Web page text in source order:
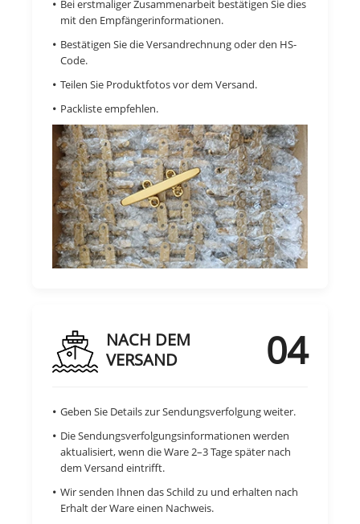
Bei erstmaliger Zusammenarbeit bestätigen Sie dies
mit den Empfängerinformationen.
Bestätigen Sie die Versandrechnung oder den HS-
Code.
Teilen Sie Produktfotos vor dem Versand.
Packliste empfehlen.
NACH DEM
VERSAND
04
Geben Sie Details zur Sendungsverfolgung weiter.
Die Sendungsverfolgungsinformationen werden
aktualisiert, wenn die Ware 2–3 Tage später nach
dem Versand eintrifft.
Wir senden Ihnen das Schild zu und erhalten nach
Erhalt der Ware einen Nachweis.